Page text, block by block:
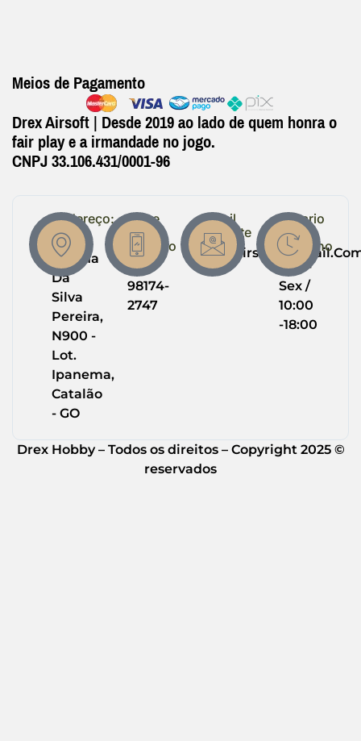
Meios de Pagamento
Drex Airsoft | Desde 2019 ao lado de quem honra o
fair play e a irmandade no jogo.
CNPJ 33.106.431/0001-96
Endereço:
R.
Helena
Da
Silva
Pereira,
N900 -
Lot.
Ipanema,
Catalão
- GO
Entre
em
Contato
(64)
98174-
2747
Email
Suporte
Horario
de
Trabalho
Seg -
Sex /
10:00
-18:00
Drex Hobby – Todos os direitos – Copyright 2025 ©
reservados